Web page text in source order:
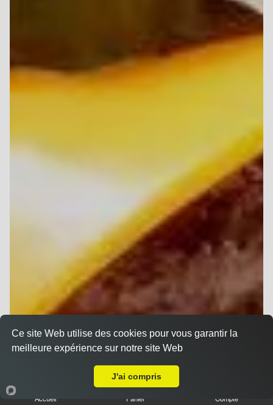
Accueil Panier Compte
Ce site Web utilise des cookies pour vous garantir la
meilleure expérience sur notre site Web
J'ai compris